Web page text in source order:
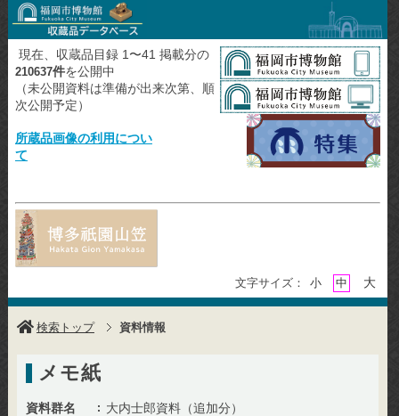
現在、収蔵品目録 1〜41 掲載分の
210637件を公開中
（未公開資料は準備が出来次第、順
次公開予定）
所蔵品画像の利用につい
て
文字サイズ： 小 中 大
検索トップ 資料情報
メモ紙
資料群名 大内士郎資料（追加分）